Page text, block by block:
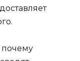
почему